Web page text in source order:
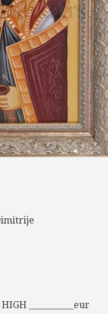
___________eur